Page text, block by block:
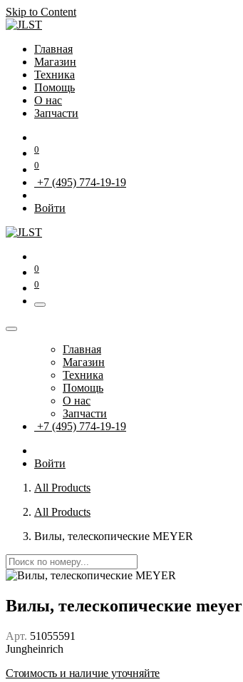
Skip to Content
Главная
Магазин
Техника
Помощь
О нас
Запчасти
0
0
+7 (495) 774-19-19
Войти
0
0
Главная
Магазин
Техника
Помощь
О нас
Запчасти
+7 (495) 774-19-19
Войти
All Products
All Products
Вилы, телескопические MEYER
Вилы, телескопические meyer
Арт. 51055591
Jungheinrich
Стоимость и наличие уточняйте